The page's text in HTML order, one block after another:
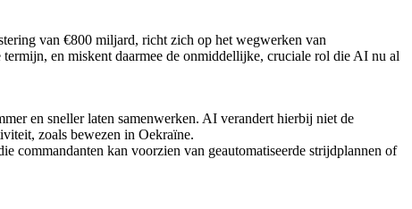
van €800 miljard, richt zich op het wegwerken van
en miskent daarmee de onmiddellijke, cruciale rol die AI nu al
en sneller laten samenwerken. AI verandert hierbij niet de
zoals bewezen in Oekraïne.
commandanten kan voorzien van geautomatiseerde strijdplannen of